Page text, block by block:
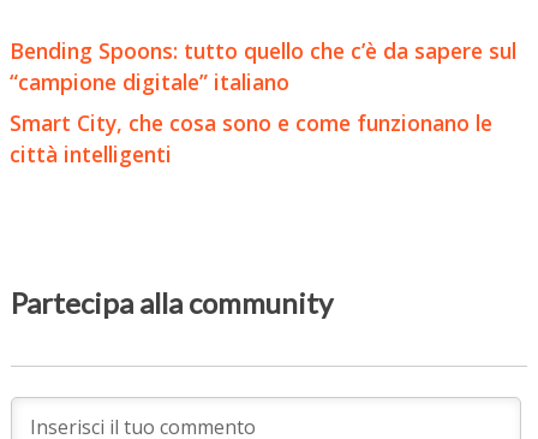
Bending Spoons: tutto quello che c’è da sapere sul
“campione digitale” italiano
Smart City, che cosa sono e come funzionano le
città intelligenti
Partecipa alla community